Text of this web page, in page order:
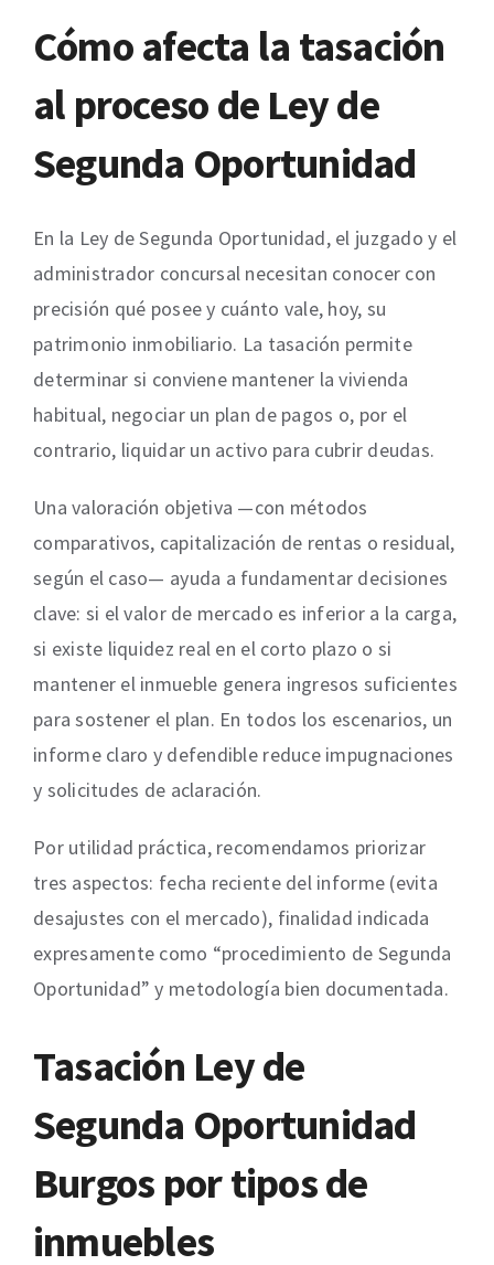
Cómo afecta la tasación
al proceso de Ley de
Segunda Oportunidad
En la Ley de Segunda Oportunidad, el juzgado y el
administrador concursal necesitan conocer con
precisión qué posee y cuánto vale, hoy, su
patrimonio inmobiliario. La tasación permite
determinar si conviene mantener la vivienda
habitual, negociar un plan de pagos o, por el
contrario, liquidar un activo para cubrir deudas.
Una valoración objetiva —con métodos
comparativos, capitalización de rentas o residual,
según el caso— ayuda a fundamentar decisiones
clave: si el valor de mercado es inferior a la carga,
si existe liquidez real en el corto plazo o si
mantener el inmueble genera ingresos suficientes
para sostener el plan. En todos los escenarios, un
informe claro y defendible reduce impugnaciones
y solicitudes de aclaración.
Por utilidad práctica, recomendamos priorizar
tres aspectos: fecha reciente del informe (evita
desajustes con el mercado), finalidad indicada
expresamente como “procedimiento de Segunda
Oportunidad” y metodología bien documentada.
Tasación Ley de
Segunda Oportunidad
Burgos por tipos de
inmuebles